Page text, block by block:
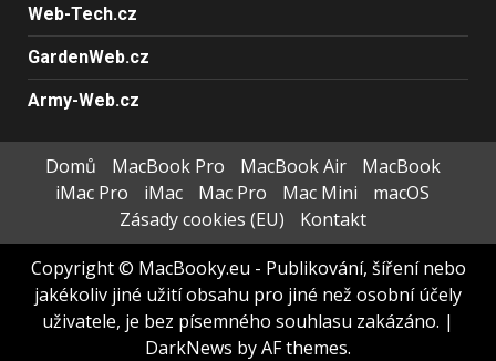
Web-Tech.cz
GardenWeb.cz
Army-Web.cz
Domů MacBook Pro MacBook Air
MacBook
iMac Pro
iMac Mac Pro Mac Mini
macOS
Zásady cookies (EU)
Kontakt
Copyright © MacBooky.eu - Publikování, šíření nebo
jakékoliv jiné užití obsahu pro jiné než osobní účely
uživatele, je bez písemného souhlasu zakázáno. |
DarkNews by AF themes.